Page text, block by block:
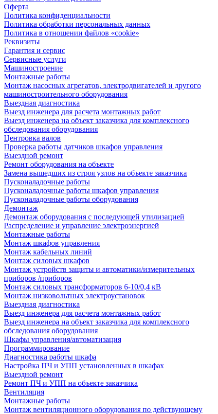
Оферта
Политика конфиденциальности
Политика обработки персональных данных
Политика в отношении файлов «cookie»
Реквизиты
Гарантия и сервис
Сервисные услуги
Машиностроение
Монтажные работы
Монтаж насосных агрегатов, электродвигателей и другого
машиностроительного оборудования
Выездная диагностика
Выезд инженера для расчета монтажных работ
Выезд инженера на объект заказчика для комплексного
обследования оборудования
Центровка валов
Проверка работы датчиков шкафов управления
Выездной ремонт
Ремонт оборудования на объекте
Замена вышедших из строя узлов на объекте заказчика
Пусконаладочные работы
Пусконаладочные работы шкафов управления
Пусконаладочные работы оборудования
Демонтаж
Демонтаж оборудования с последующей утилизацией
Распределение и управление электроэнергией
Монтажные работы
Монтаж шкафов управления
Монтаж кабельных линий
Монтаж силовых шкафов
Монтаж устройств защиты и автоматики/измерительных
приборов /приборов
Монтаж силовых трансформаторов 6-10/0,4 кВ
Монтаж низковольтных электроустановок
Выездная диагностика
Выезд инженера для расчета монтажных работ
Выезд инженера на объект заказчика для комплексного
обследования оборудования
Шкафы управления/автоматизация
Программирование
Диагностика работы шкафа
Настройка ПЧ и УПП установленных в шкафах
Выездной ремонт
Ремонт ПЧ и УПП на объекте заказчика
Вентиляция
Монтажные работы
Монтаж вентиляционного оборудования по действующему